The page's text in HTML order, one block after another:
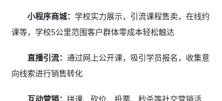
小程序商城： 学校实力展示，引流课程售卖，在线约
课等，学校5公里范围客户群体零成本轻松触达
直播引流： 通过网上公开课，吸引学员报名，收集意
向线索进行销售转化
互动营销： 拼课、砍价、投票、秒杀等社交营销活